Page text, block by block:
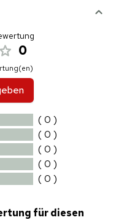
0
( 0 )
( 0 )
( 0 )
( 0 )
( 0 )
für diesen